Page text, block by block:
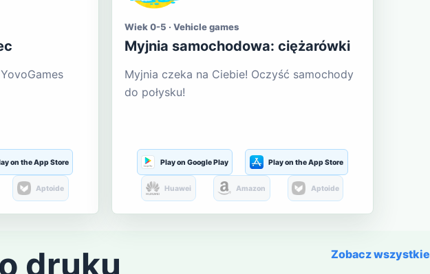
on the App Store
Aptoide
Wiek 0-5 · Vehicle games
Myjnia samochodowa: ciężarówki
Myjnia czeka na Ciebie! Oczyść samochody
do połysku!
Play on Google Play Play on the App Store
Huawei Amazon Aptoide
druku Zobacz wszystkie